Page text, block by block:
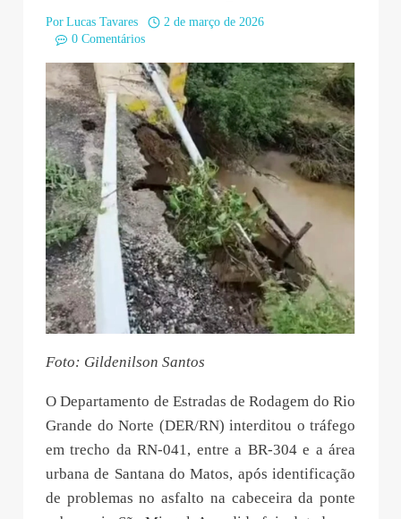
Por Lucas Tavares
2 de março de 2026
0 Comentários
Foto: Gildenilson Santos
O Departamento de Estradas de Rodagem do Rio
Grande do Norte (DER/RN) interditou o tráfego
em trecho da RN-041, entre a BR-304 e a área
urbana de Santana do Matos, após identificação
de problemas no asfalto na cabeceira da ponte